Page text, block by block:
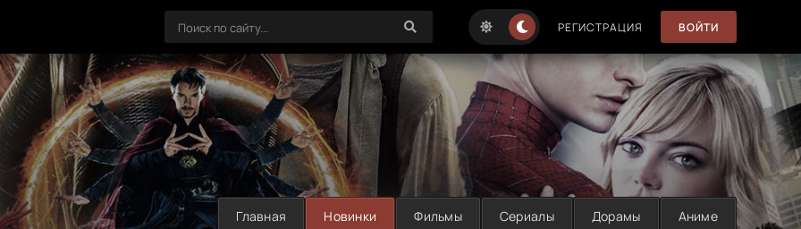
РЕГИСТРАЦИЯ ВОЙТИ
Главная Новинки Фильмы Сериалы Дорамы Аниме